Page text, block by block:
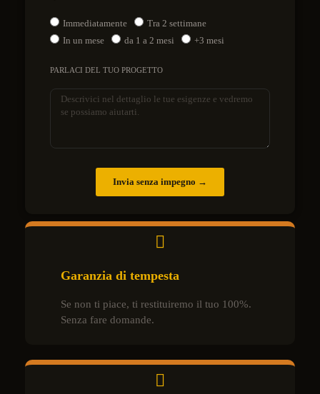
Immediatamente
Tra 2 settimane
In un mese
da 1 a 2 mesi +3 mesi
PARLACI DEL TUO PROGETTO
Invia senza impegno →
Garanzia di tempesta
Se non ti piace, ti restituiremo il tuo 100%.
Senza fare domande.